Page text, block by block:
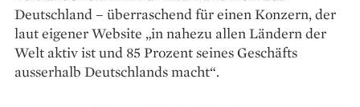
Deutschland – überraschend für einen Konzern, der
laut eigener Website „in nahezu allen Ländern der
Welt aktiv ist und 85 Prozent seines Geschäfts
ausserhalb Deutschlands macht“.